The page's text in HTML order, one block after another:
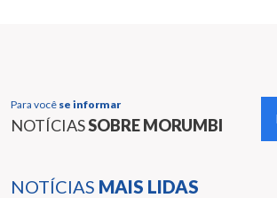
Para você se informar
NOTÍCIASSOBRE MORUMBI
NOTÍCIAS MAIS LIDAS